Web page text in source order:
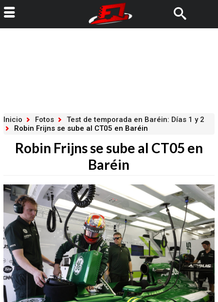
Inicio Fotos
Test de temporada en Baréin: Días 1 y 2
Robin Frijns se sube al CT05 en Baréin
Robin Frijns se sube al CT05 en
Baréin